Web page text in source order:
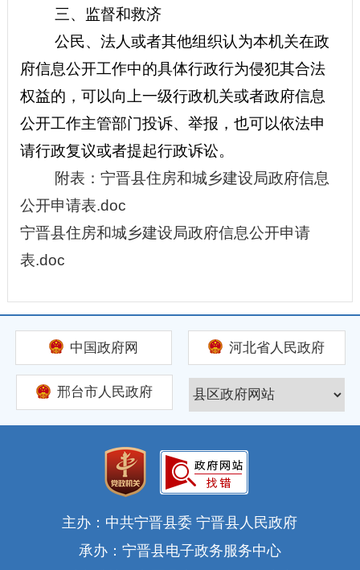
三、监督和救济
公民、法人或者其他组织认为本机关在政
府信息公开工作中的具体行政行为侵犯其合法
权益的，可以向上一级行政机关或者政府信息
公开工作主管部门投诉、举报，也可以依法申
请行政复议或者提起行政诉讼。
附表：宁晋县住房和城乡建设局政府信息
公开申请表.doc
宁晋县住房和城乡建设局政府信息公开申请
表.doc
中国政府网 河北省人民政府
邢台市人民政府
主办：中共宁晋县委 宁晋县人民政府
承办：宁晋县电子政务服务中心